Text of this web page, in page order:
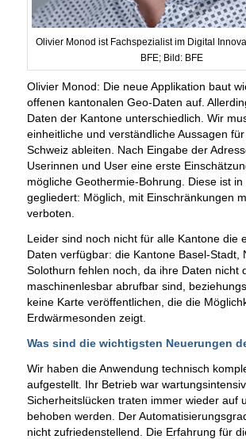
Olivier Monod ist Fachspezialist im Digital
BFE; Bild: BFE
Olivier Monod: Die neue Applikation baut
offenen kantonalen Geo-Daten auf.
Daten der Kantone unterschiedlich. Wir
einheitliche und verständliche Aussagen
Schweiz ableiten. Nach Eingabe der
Userinnen und User eine erste
mögliche Geothermie-Bohrung. Diese ist
gegliedert: Möglich, mit Einschränkungen
verboten.
Leider sind noch nicht für alle Kantone die
Daten verfügbar: die Kantone Basel-Stadt,
Solothurn fehlen noch, da ihre Daten nicht
maschinenlesbar abrufbar sind,
keine Karte veröffentlichen, die die
Erdwärmesonden zeigt.
Was sind die wichtigsten Neuerungen
Wir haben die Anwendung technisch
aufgestellt. Ihr Betrieb war wartungsintensiv,
Sicherheitslücken traten immer wieder auf
behoben werden. Der
nicht zufriedenstellend. Die Erfahrung für